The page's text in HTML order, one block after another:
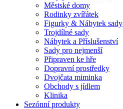
Městské domy
Rodinky zvířátek
Figurky & Nábytek sady
Trojdílné sady
Nábytek a Příslušenství
Sady pro nejmenší
Připraven ke hře
Dopravní prostředky
Dvojčata miminka
Obchody s jídlem
Klinika
Sezónní produkty